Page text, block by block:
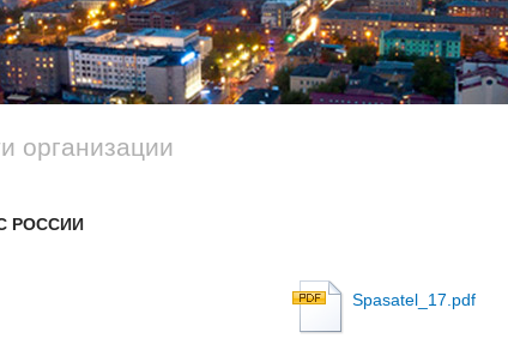
организации
РОССИИ
Spasatel_17.pdf